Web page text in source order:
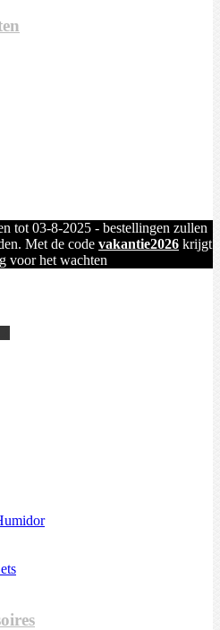
tot 03-8-2025 - bestellingen zullen
Met de code vakantie2026 krijgt
voor het wachten